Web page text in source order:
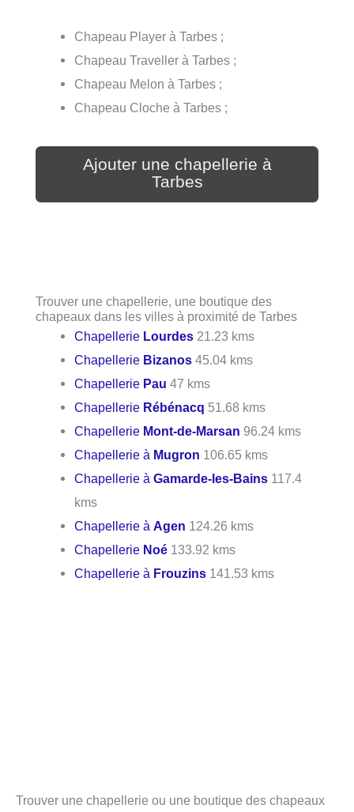
Chapeau Player à Tarbes ;
Chapeau Traveller à Tarbes ;
Chapeau Melon à Tarbes ;
Chapeau Cloche à Tarbes ;
Ajouter une chapellerie à
Tarbes
Trouver une chapellerie, une boutique des
chapeaux dans les villes à proximité de Tarbes
Chapellerie Lourdes 21.23 kms
Chapellerie Bizanos 45.04 kms
Chapellerie Pau 47 kms
Chapellerie Rébénacq 51.68 kms
Chapellerie Mont-de-Marsan 96.24 kms
Chapellerie à Mugron 106.65 kms
Chapellerie àGamarde-les-Bains 117.4
kms
Chapellerie àAgen 124.26 kms
Chapellerie Noé 133.92 kms
Chapellerie à Frouzins 141.53 kms
Trouver une chapellerie ou une boutique des chapeaux